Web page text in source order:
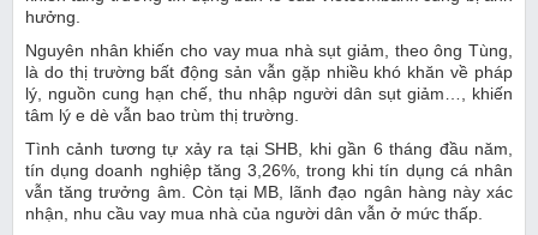
hưởng.
Nguyên nhân khiến cho vay mua nhà sụt giảm, theo ông Tùng,
là do thị trường bất động sản vẫn gặp nhiều khó khăn về pháp
lý, nguồn cung hạn chế, thu nhập người dân sụt giảm…, khiến
tâm lý e dè vẫn bao trùm thị trường.
Tình cảnh tương tự xảy ra tại SHB, khi gần 6 tháng đầu năm,
tín dụng doanh nghiệp tăng 3,26%, trong khi tín dụng cá nhân
vẫn tăng trưởng âm. Còn tại MB, lãnh đạo ngân hàng này xác
nhận, nhu cầu vay mua nhà của người dân vẫn ở mức thấp.